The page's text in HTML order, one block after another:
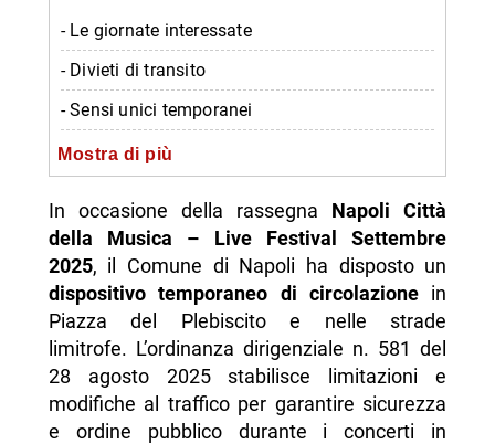
- Le giornate interessate
- Divieti di transito
- Sensi unici temporanei
- Divieti di sosta
- Segnaletica e controlli
-- Scopri di più da Napolike.it
Mostra di più
In occasione della rassegna Napoli Città
della Musica – Live Festival Settembre
2025, il Comune di Napoli ha disposto un
dispositivo temporaneo di circolazionein
Piazza del Plebiscito e nelle strade
limitrofe. L’ordinanza dirigenziale n. 581 del
28 agosto 2025 stabilisce limitazioni e
modifiche al traffico per garantire sicurezza
e ordine pubblico durante i concerti in